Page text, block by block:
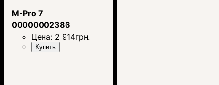
M-Pro 7
00000002386
Цена: 2 914грн.
Купить